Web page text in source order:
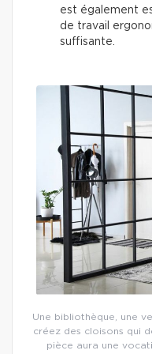
est également
de travail
suffisante.
Une bibliothèque, une
créez des cloisons qui
pièce aura une